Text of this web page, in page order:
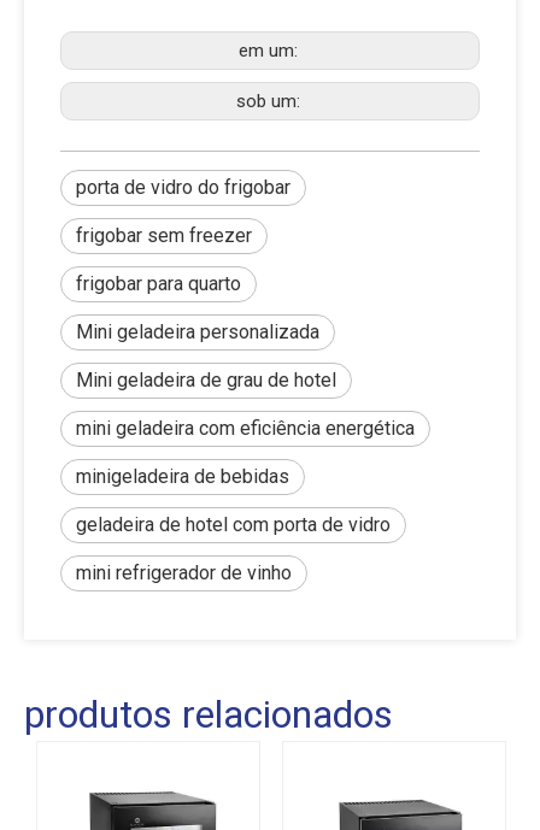
em um:
sob um:
porta de vidro do frigobar
frigobar sem freezer
frigobar para quarto
Mini geladeira personalizada
Mini geladeira de grau de hotel
mini geladeira com eficiência energética
minigeladeira de bebidas
geladeira de hotel com porta de vidro
mini refrigerador de vinho
produtos relacionados